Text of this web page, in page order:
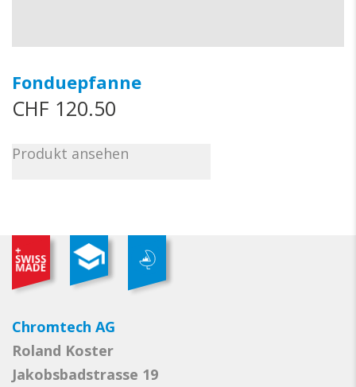
Fonduepfanne
CHF 120.50
Produkt ansehen
Chromtech AG
Roland Koster
Jakobsbadstrasse 19